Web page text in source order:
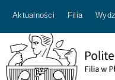
Aktualności Filia